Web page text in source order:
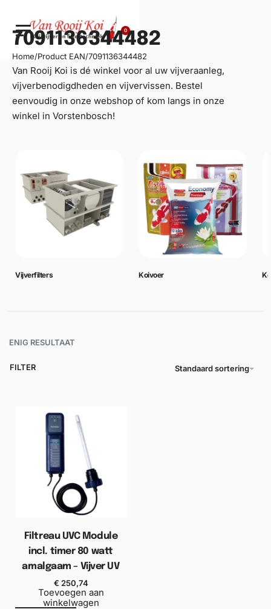
0
7091136344482
Home/Product EAN/7091136344482
Van Rooij Koi is dé winkel voor al uw vijveraanleg,
vijverbenodigdheden en vijvervissen. Bestel
eenvoudig in onze webshop of kom langs in onze
winkel in Vorstenbosch!
Vijverfilters Koivoer
ENIG RESULTAAT
Standaard sortering
FILTER
Filtreau UVC Module
incl. timer 80 watt
amalgaam – Vijver UV
€ 250,74
Toevoegen aan
winkelwagen